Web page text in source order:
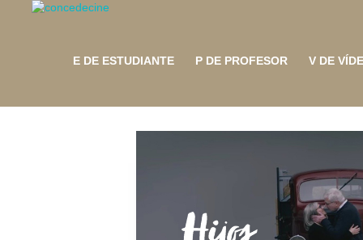
E DE ESTUDIANTE P DE PROFESOR V DE